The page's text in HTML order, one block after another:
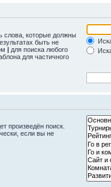
слова, которые должны
быть не
| для поиска любого
для частичного
произведён поиск.
если вы не